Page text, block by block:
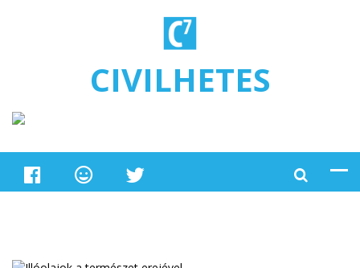
CIVILHETES